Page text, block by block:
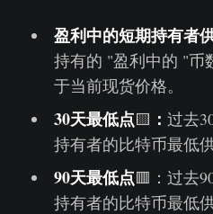
盈利中的短期持有者
持有的 "盈利中的 "币
于当前现货价格。
30天最低点🟨 ： 过去
持有者的比特币最低供
90天最低点🟥：过去
持有者的比特币最低供